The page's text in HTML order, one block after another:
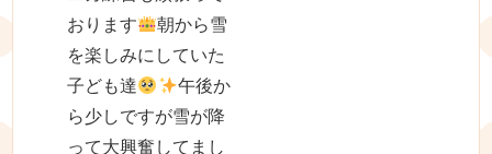
おります
朝から雪
を楽しみにしていた
子ども達
午後か
ら少しですが雪が降
って大興奮してまし